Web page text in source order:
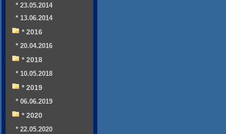
* 23.05.2014
* 13.06.2014
* 2016
* 20.04.2016
* 2018
* 10.05.2018
* 2019
* 06.06.2019
* 2020
* 22.05.2020